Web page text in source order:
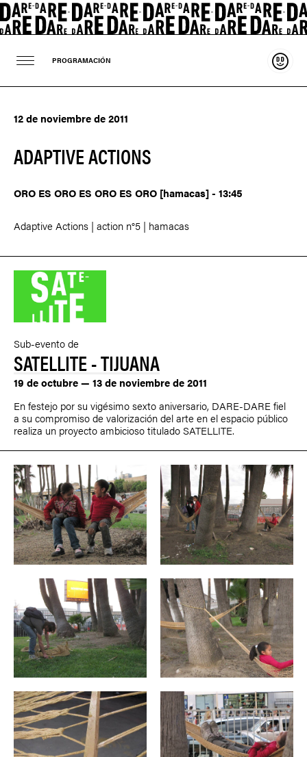
PROGRAMACIÓN
12 de noviembre de 2011
ADAPTIVE ACTIONS
ORO ES ORO ES ORO ES ORO [hamacas] - 13:45
Adaptive Actions | action n°5 | hamacas
Sub-evento de
SATELLITE - TIJUANA
19 de octubre — 13 de noviembre de 2011
En festejo por su vigésimo sexto aniversario, DARE-DARE fiel
a su compromiso de valorización del arte en el espacio público
realiza un proyecto ambicioso titulado SATELLITE.